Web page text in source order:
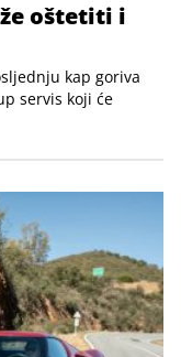
oštetiti i
kap goriva
servis koji će